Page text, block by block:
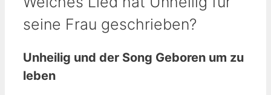
seine Frau geschrieben?
Unheilig und der Song Geboren um zu
leben